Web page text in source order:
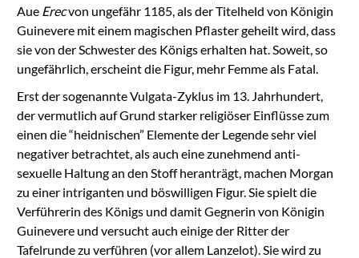
Aue Erecvon ungefähr 1185, als der Titelheld von Königin
Guinevere mit einem magischen Pflaster geheilt wird, dass
sie von der Schwester des Königs erhalten hat. Soweit, so
ungefährlich, erscheint die Figur, mehr Femme als Fatal.
Erst der sogenannte Vulgata-Zyklus im 13. Jahrhundert,
der vermutlich auf Grund starker religiöser Einflüsse zum
einen die “heidnischen” Elemente der Legende sehr viel
negativer betrachtet, als auch eine zunehmend anti-
sexuelle Haltung an den Stoff heranträgt, machen Morgan
zu einer intriganten und böswilligen Figur. Sie spielt die
Verführerin des Königs und damit Gegnerin von Königin
Guinevere und versucht auch einige der Ritter der
Tafelrunde zu verführen (vor allem Lanzelot). Sie wird zu